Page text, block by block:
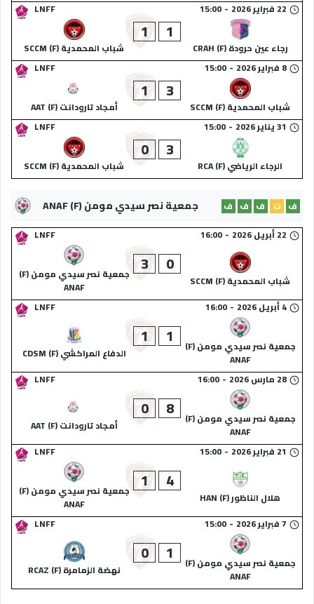
LNFF
22 فبراير 2026 -
15:00
رجاء عين حرودة (F) CRAH
1
1
شباب المحمدية (F) SCCM
LNFF
8 فبراير 2026 -
15:00
شباب المحمدية (F) SCCM
3
1
أمجاد تارودانت (F) AAT
LNFF
31 يناير 2026 -
15:00
الرجاء الرياضي (F) RCA
3
0
شباب المحمدية (F) SCCM
جمعية نصر سيدي مومن (F) ANAF ف ت ف ف ف
LNFF
22 أبريل 2026 -
16:00
شباب المحمدية (F) SCCM
0
3
جمعية نصر سيدي مومن (F)
ANAF
LNFF
4 أبريل 2026 -
16:00
جمعية نصر سيدي مومن (F)
ANAF
1
1
الدفاع المراكشي (F) CDSM
LNFF
28 مارس 2026 -
16:00
جمعية نصر سيدي مومن (F)
ANAF
8
0
أمجاد تارودانت (F) AAT
LNFF
21 فبراير 2026 -
15:00
هلال الناظور (F) HAN
4
1
جمعية نصر سيدي مومن (F)
ANAF
LNFF
7 فبراير 2026 -
15:00
جمعية نصر سيدي مومن (F)
ANAF
1
0
نهضة الزمامرة (F) RCAZ